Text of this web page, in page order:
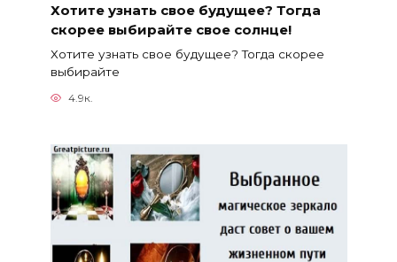
Хотите узнать свое будущее? Тогда
скорее выбирайте свое солнце!
Хотите узнать свое будущее? Тогда скорее
выбирайте
4.9к.